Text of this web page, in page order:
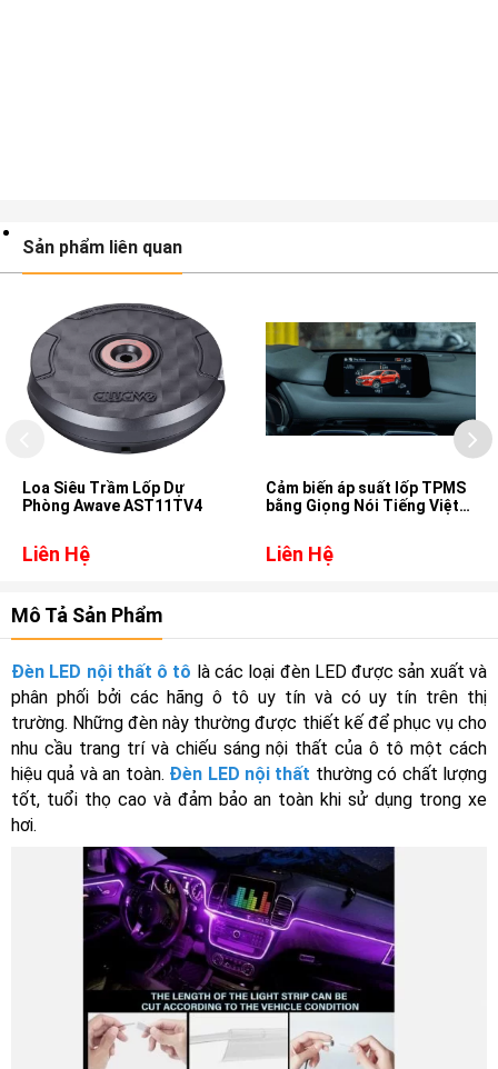
Sản phẩm liên quan
Loa Siêu Trầm Lốp Dự
Phòng Awave AST11TV4
Liên Hệ
Cảm biến áp suất lốp TPMS
bằng Giọng Nói Tiếng Việt
Liên Hệ
Mô Tả Sản Phẩm
Đèn LED nội thất ô tô là các loại đèn LED được sản xuất và
phân phối bởi các hãng ô tô uy tín và có uy tín trên thị
trường. Những đèn này thường được thiết kế để phục vụ cho
nhu cầu trang trí và chiếu sáng nội thất của ô tô một cách
hiệu quả và an toàn. Đèn LED nội thất thường có chất lượng
tốt, tuổi thọ cao và đảm bảo an toàn khi sử dụng trong xe
hơi.